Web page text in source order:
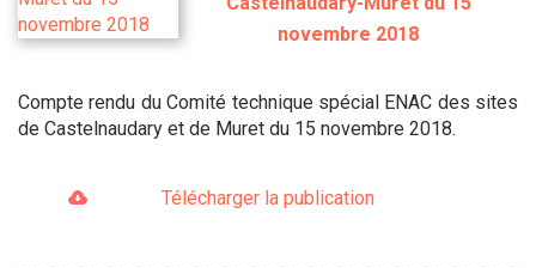
novembre 2018
Compte rendu du Comité technique spécial ENAC des sites
de Castelnaudary et de Muret du 15 novembre 2018.
Télécharger la publication